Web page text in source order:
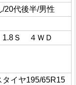
20代後半/男性
Ｓ ４ＷＤ
タイヤ195/65R15